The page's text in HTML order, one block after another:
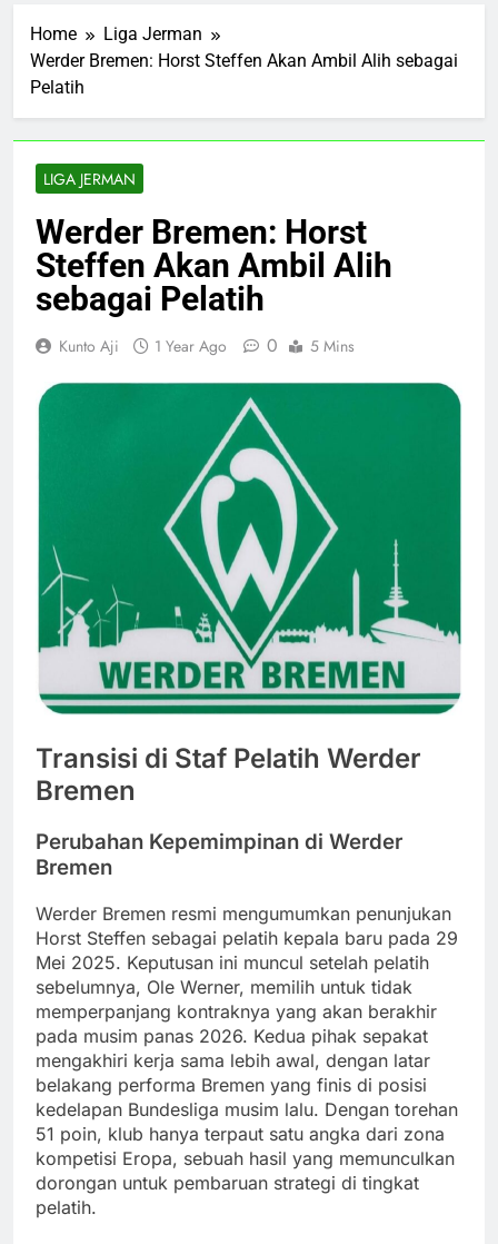
Home
Liga Jerman
Werder Bremen: Horst Steffen Akan Ambil Alih sebagai
Pelatih
LIGA JERMAN
Werder Bremen: Horst
Steffen Akan Ambil Alih
sebagai Pelatih
Kunto Aji 1 Year Ago 0 5 Mins
Transisi di Staf Pelatih Werder
Bremen
Perubahan Kepemimpinan di Werder
Bremen
Werder Bremen resmi mengumumkan penunjukan
Horst Steffen sebagai pelatih kepala baru pada 29
Mei 2025. Keputusan ini muncul setelah pelatih
sebelumnya, Ole Werner, memilih untuk tidak
memperpanjang kontraknya yang akan berakhir
pada musim panas 2026. Kedua pihak sepakat
mengakhiri kerja sama lebih awal, dengan latar
belakang performa Bremen yang finis di posisi
kedelapan Bundesliga musim lalu. Dengan torehan
51 poin, klub hanya terpaut satu angka dari zona
kompetisi Eropa, sebuah hasil yang memunculkan
dorongan untuk pembaruan strategi di tingkat
pelatih.